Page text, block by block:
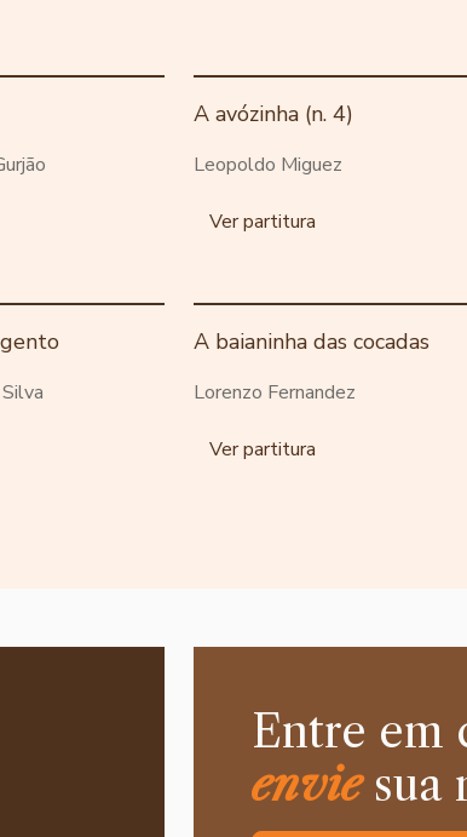
A avózinha (n. 4)
Leopoldo Miguez
Ver partitura
A baianinha das cocadas
Lorenzo Fernandez
Ver partitura
Entre em
enviesua